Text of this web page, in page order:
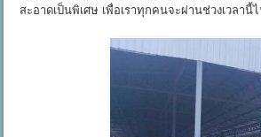
สะอาดเป็นพิเศษ เพื่อเราทุกคนจะผ่านช่วงเวลานี้